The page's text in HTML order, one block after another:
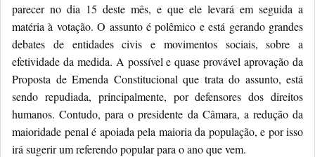
parecer no dia 15 deste mês, e que ele levará em seguida a
matéria à votação. O assunto é polêmico e está gerando grandes
debates de entidades civis e movimentos sociais, sobre a
efetividade da medida. A possível e quase provável aprovação da
Proposta de Emenda Constitucional que trata do assunto, está
sendo repudiada, principalmente, por defensores dos direitos
humanos. Contudo, para o presidente da Câmara, a redução da
maioridade penal é apoiada pela maioria da população, e por isso
irá sugerir um referendo popular para o ano que vem.